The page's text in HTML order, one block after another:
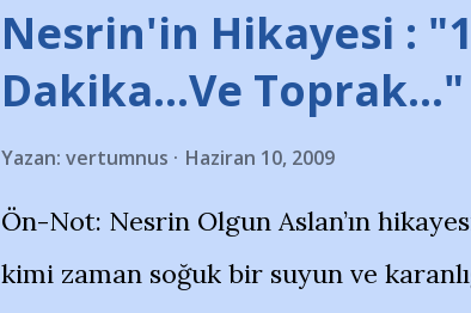
stadı önünde yaklaşık 200 taraftarın
takımlarının Futbol okullarını ve
görmek istemediklerini bir protesto
bildiriyordu.. Bu grup adına açıklama
''Açık ve net olarak söylüyoruz. Bu son
yanısıra, bu takımlara ait tanıtıcı
Nesrin'in Hikayesi :
Dakika…Ve Toprak…"
Yazan: vertumnus Haziran 10, 2009
Ön-Not: Nesrin Olgun Aslan’ın
kimi zaman soğuk bir suyun ve